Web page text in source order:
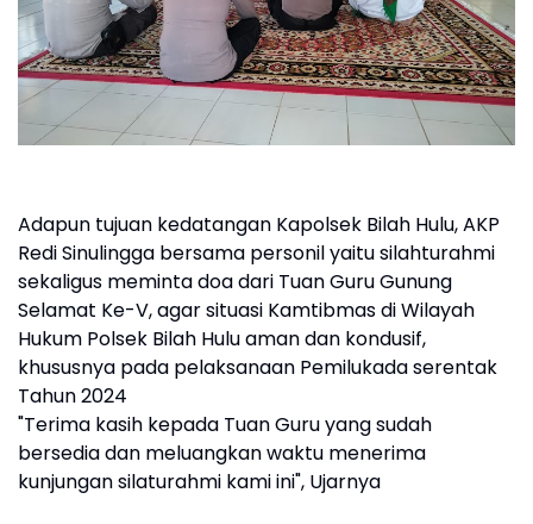
Adapun tujuan kedatangan Kapolsek Bilah Hulu, AKP
Redi Sinulingga bersama personil yaitu silahturahmi
sekaligus meminta doa dari Tuan Guru Gunung
Selamat Ke-V, agar situasi Kamtibmas di Wilayah
Hukum Polsek Bilah Hulu aman dan kondusif,
khususnya pada pelaksanaan Pemilukada serentak
Tahun 2024
"Terima kasih kepada Tuan Guru yang sudah
bersedia dan meluangkan waktu menerima
kunjungan silaturahmi kami ini", Ujarnya